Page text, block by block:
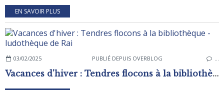
EN SAVOIR PLUS
03/02/2025 PUBLIÉ DEPUIS OVERBLOG
Vacances d'hiver : Tendres flocons à la bibliothèque - ludothèque de Rai